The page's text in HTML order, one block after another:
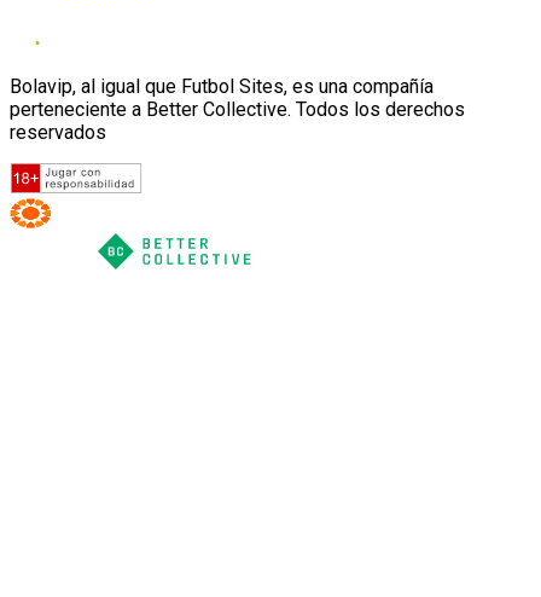
Bolavip, al igual que Futbol Sites, es una compañía
perteneciente a Better Collective. Todos los derechos
reservados